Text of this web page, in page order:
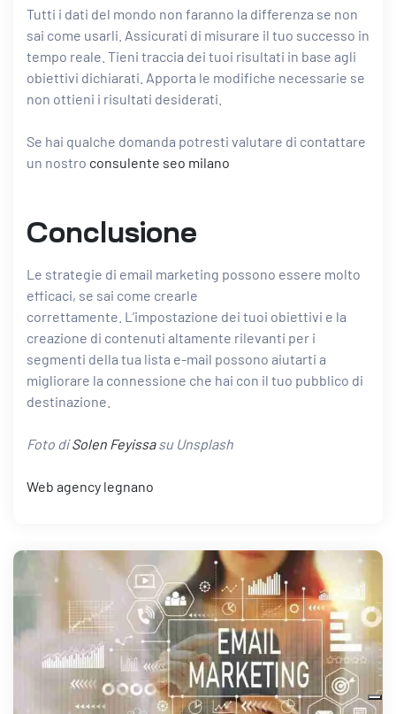
Tutti i dati del mondo non faranno la differenza se non
sai come usarli. Assicurati di misurare il tuo successo in
tempo reale. Tieni traccia dei tuoi risultati in base agli
obiettivi dichiarati. Apporta le modifiche necessarie se
non ottieni i risultati desiderati.
Se hai qualche domanda potresti valutare di contattare
un nostro consulente seo milano
Conclusione
Le strategie di email marketing possono essere molto
efficaci, se sai come crearle
correttamente. L’impostazione dei tuoi obiettivi e la
creazione di contenuti altamente rilevanti per i
segmenti della tua lista e-mail possono aiutarti a
migliorare la connessione che hai con il tuo pubblico di
destinazione.
Foto diSolen Feyissasu Unsplash
Web agency legnano